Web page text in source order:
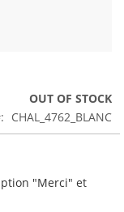
OUT OF STOCK
CHAL_4762_BLANC
"Merci" et